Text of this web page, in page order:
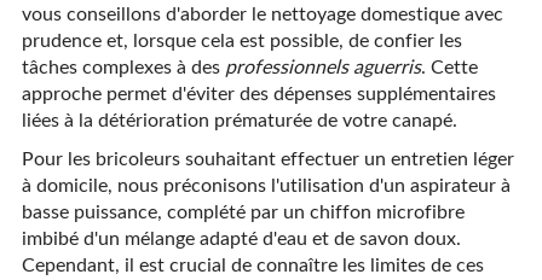
vous conseillons d'aborder le nettoyage domestique avec
prudence et, lorsque cela est possible, de confier les
tâches complexes à des professionnels aguerris. Cette
approche permet d'éviter des dépenses supplémentaires
liées à la détérioration prématurée de votre canapé.
Pour les bricoleurs souhaitant effectuer un entretien léger
à domicile, nous préconisons l'utilisation d'un aspirateur à
basse puissance, complété par un chiffon microfibre
imbibé d'un mélange adapté d'eau et de savon doux.
Cependant, il est crucial de connaître les limites de ces